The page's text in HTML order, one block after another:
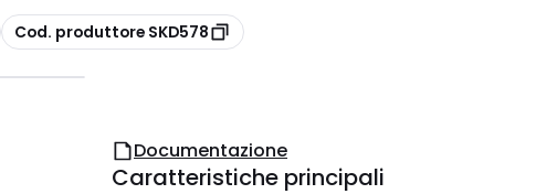
copia
Cod. produttore SKD578
Documentazione
Caratteristiche principali